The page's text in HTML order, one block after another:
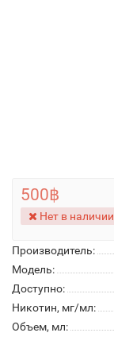
Производитель:
Модель:
Доступно:
Никотин, мг/мл:
Объем, мл:
500฿
Нет в наличии